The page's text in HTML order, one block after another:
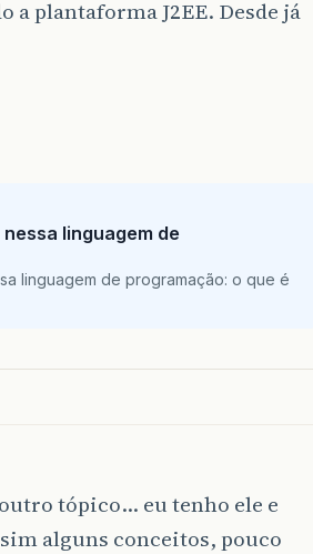
plantaforma J2EE. Desde já
linguagem de
linguagem de programação: o que é
tópico… eu tenho ele e
alguns conceitos, pouco